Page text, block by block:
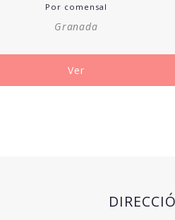
Por comensal
Granada
Ver